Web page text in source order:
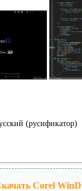
(русификатор)
Corel